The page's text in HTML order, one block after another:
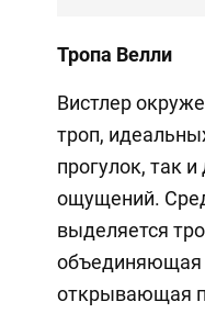
Тропа Велли
Вистлер
троп,
прогулок, так
ощущений.
выделяется
объединяющая
открывающая